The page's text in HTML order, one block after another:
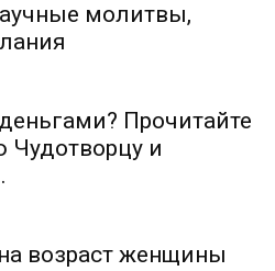
молитвы,
Прочитайте
и
возраст женщины